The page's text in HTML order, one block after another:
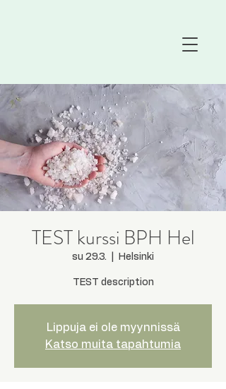
TEST kurssi BPH Hel
su 29.3. Helsinki
TEST description
Lippuja ei ole myynnissä
Katso muita tapahtumia